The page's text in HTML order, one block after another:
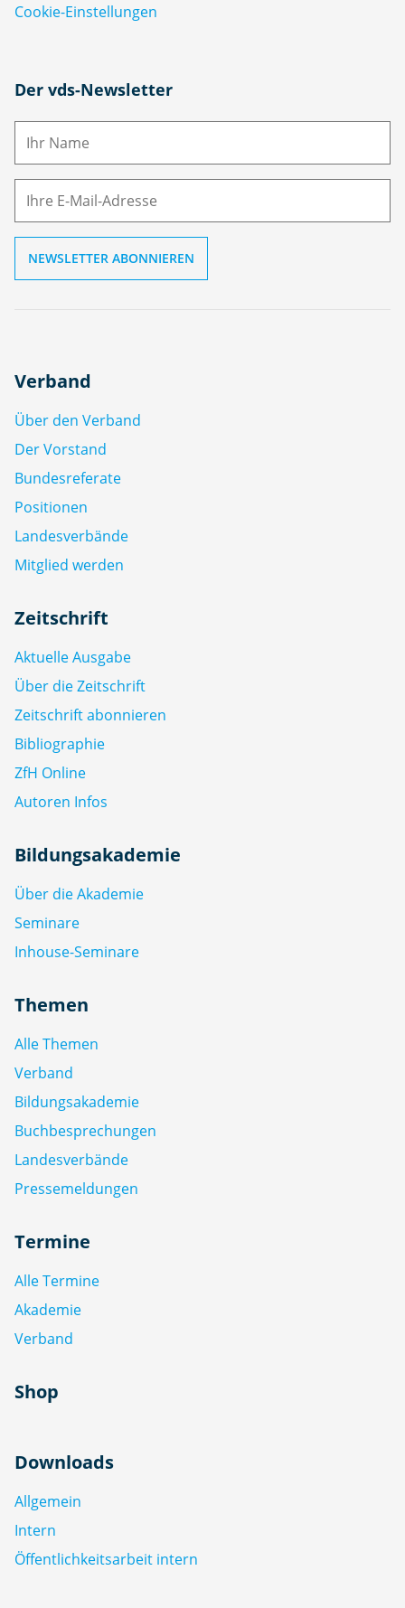
Cookie-Einstellungen
Der vds-Newsletter
N
M
Verband
Über den Verband
Der Vorstand
Bundesreferate
Positionen
Landesverbände
Mitglied werden
Zeitschrift
Aktuelle Ausgabe
Über die Zeitschrift
Zeitschrift abonnieren
Bibliographie
ZfH Online
Autoren Infos
Bildungsakademie
Über die Akademie
Seminare
Inhouse-Seminare
Themen
Alle Themen
Verband
Bildungsakademie
Buchbesprechungen
Landesverbände
Pressemeldungen
Termine
Alle Termine
Akademie
Verband
Shop
Downloads
Allgemein
Intern
Öffentlichkeitsarbeit intern